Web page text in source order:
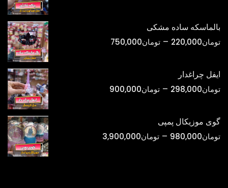
تومان420,000
بالماسکه ساده مشکی
تومان220,000
– تومان750,000
تومان750,000
ایفل چراغدار
تومان298,000
– تومان900,000
تومان900,000
گوی موزیکال پمپی
تومان980,000
– تومان3,900,000